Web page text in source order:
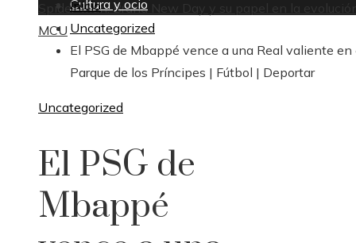
Spider-Man: Brand New Day y su papel en la
MCU
Cultura y ocio
Inicio
Uncategorized
El PSG de Mbappé vence a una Real valiente en
Parque de los Príncipes | Fútbol | Deportar
Uncategorized
El PSG de
Mbappé